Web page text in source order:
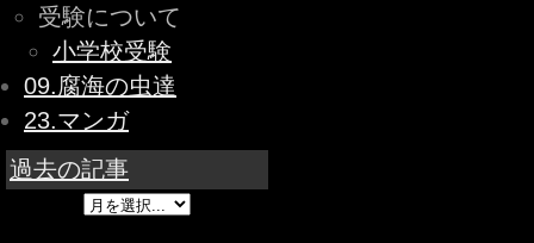
受験について
小学校受験
09.腐海の虫達
23.マンガ
過去の記事